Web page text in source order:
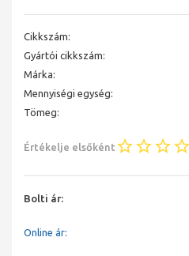
Cikkszám:
Gyártói cikkszám:
Márka:
Mennyiségi egység:
Tömeg:
Értékelje elsőként
Bolti ár:
Online ár: